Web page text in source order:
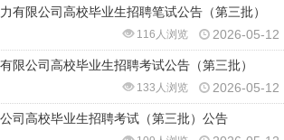
有限公司高校毕业生招聘笔试公告（第三批）
2026-05-12
116人浏览
限公司高校毕业生招聘考试公告（第三批）
2026-05-12
133人浏览
司高校毕业生招聘考试（第三批）公告